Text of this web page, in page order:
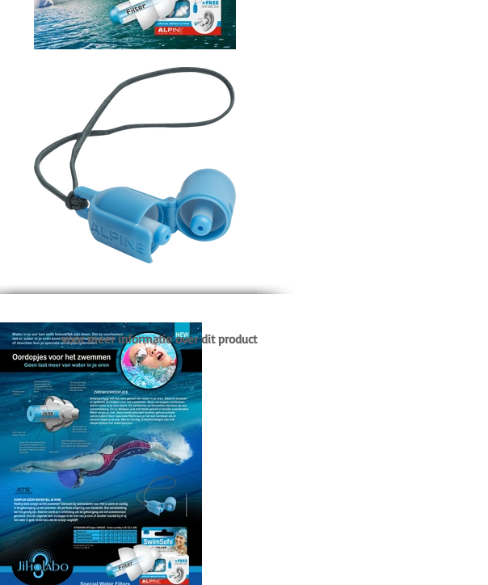
voor meer informatie over dit product